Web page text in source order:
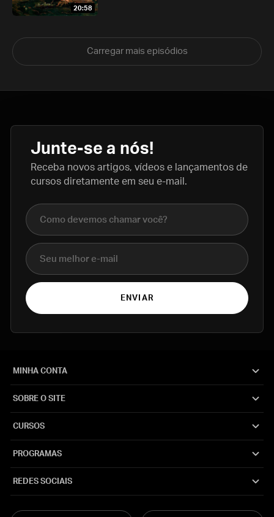
20:58
Carregar mais episódios
Junte-se a nós!
Receba novos artigos, vídeos e lançamentos de
cursos diretamente em seu e-mail.
Nome completo
E-mail
ENVIAR
MINHA CONTA
SOBRE O SITE
CURSOS
PROGRAMAS
REDES SOCIAIS